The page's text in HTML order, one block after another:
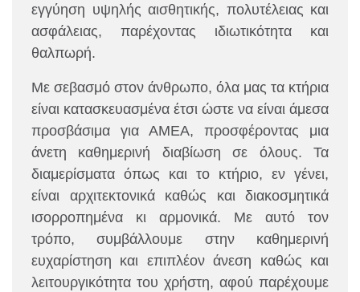
εγγύηση υψηλής αισθητικής, πολυτέλειας και
ασφάλειας, παρέχοντας ιδιωτικότητα και
θαλπωρή.
Με σεβασμό στον άνθρωπο, όλα μας τα κτήρια
είναι κατασκευασμένα έτσι ώστε να είναι άμεσα
προσβάσιμα για ΑΜΕΑ, προσφέροντας μια
άνετη καθημερινή διαβίωση σε όλους. Τα
διαμερίσματα όπως και το κτήριο, εν γένει,
είναι αρχιτεκτονικά καθώς και διακοσμητικά
ισορροπημένα κι αρμονικά. Με αυτό τον
τρόπο, συμβάλλουμε στην καθημερινή
ευχαρίστηση και επιπλέον άνεση καθώς και
λειτουργικότητα του χρήστη, αφού παρέχουμε